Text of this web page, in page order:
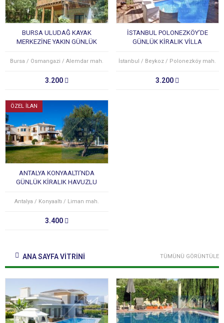
BURSA ULUDAĞ KAYAK
MERKEZİNE YAKIN GÜNLÜK
Bursa / Osmangazi / Alemdar mah.
3.200
İSTANBUL POLONEZKÖY’DE
GÜNLÜK KİRALIK VİLLA
İstanbul / Beykoz / Polonezköy mah.
3.200
ÖZEL İLAN
ANTALYA KONYAALTI’NDA
GÜNLÜK KİRALIK HAVUZLU
Antalya / Konyaaltı / Liman mah.
3.400
ANA SAYFA VİTRİNİ TÜMÜNÜ GÖRÜNTÜLE